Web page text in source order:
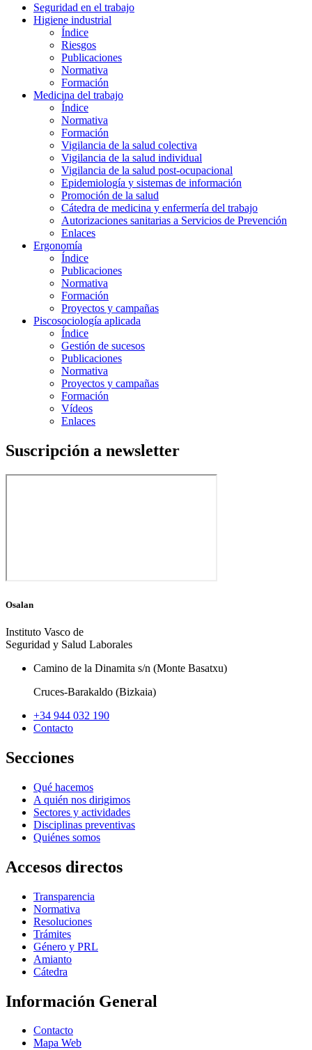
Seguridad en el trabajo
Higiene industrial
Índice
Riesgos
Publicaciones
Normativa
Formación
Medicina del trabajo
Índice
Normativa
Formación
Vigilancia de la salud colectiva
Vigilancia de la salud individual
Vigilancia de la salud post-ocupacional
Epidemiología y sistemas de información
Promoción de la salud
Cátedra de medicina y enfermería del trabajo
Autorizaciones sanitarias a Servicios de Prevención
Enlaces
Ergonomía
Índice
Publicaciones
Normativa
Formación
Proyectos y campañas
Piscosociología aplicada
Índice
Gestión de sucesos
Publicaciones
Normativa
Proyectos y campañas
Formación
Vídeos
Enlaces
Suscripción a newsletter
Osalan
Instituto Vasco de
Seguridad y Salud Laborales
Camino de la Dinamita s/n (Monte Basatxu)
Cruces-Barakaldo (Bizkaia)
+34 944 032 190
Contacto
Secciones
Qué hacemos
A quién nos dirigimos
Sectores y actividades
Disciplinas preventivas
Quiénes somos
Accesos directos
Transparencia
Normativa
Resoluciones
Trámites
Género y PRL
Amianto
Cátedra
Información General
Contacto
Mapa Web